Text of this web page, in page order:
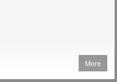
More